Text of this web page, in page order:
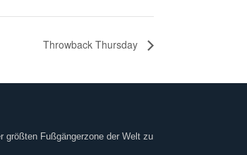
Throwback Thursday
größten Fußgängerzone der Welt zu